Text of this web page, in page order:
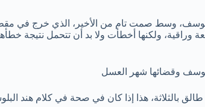
وسط صمت تام من الأخير، الذي خرج في مقطع
ولكنها أخطأت ولا بد أن تتحمل نتيجة
وقضائها شهر العسل
بالثلاثة، هذا إذا كان في صحة في كلام هند